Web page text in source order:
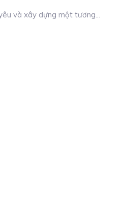
và xây dựng một tương...